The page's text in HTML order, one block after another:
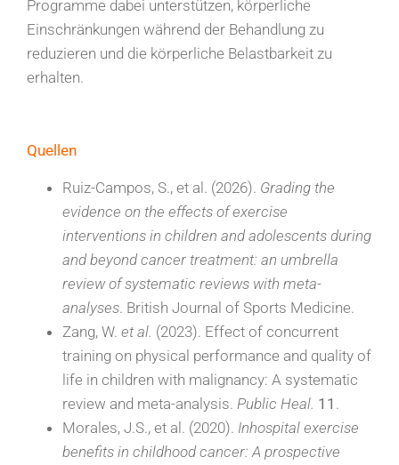
Programme dabei unterstützen, körperliche
Einschränkungen während der Behandlung zu
reduzieren und die körperliche Belastbarkeit zu
erhalten.
Quellen
Ruiz-Campos, S., et al. (2026). Grading the
evidence on the effects of exercise
interventions in children and adolescents during
and beyond cancer treatment: an umbrella
review of systematic reviews with meta-
analyses. British Journal of Sports Medicine.
Zang, W. et al. (2023). Effect of concurrent
training on physical performance and quality of
life in children with malignancy: A systematic
review and meta-analysis. Public Heal. 11 .
Morales, J.S., et al. (2020). Inhospital exercise
benefits in childhood cancer: A prospective